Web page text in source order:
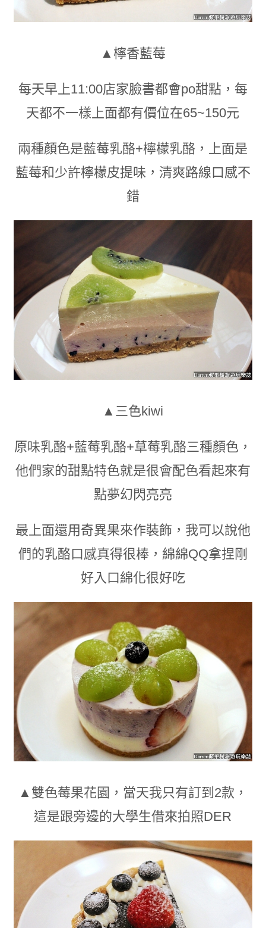
▲ 檸香藍莓
每天早上11:00店家臉書都會po甜點， 每
天都不一樣上面都有價位在65~150元
兩種顏色是藍莓乳酪+檸檬乳酪，上面是
藍莓和少許檸檬皮提味 ， 清爽路線口感不
錯
▲三色kiwi
原味乳酪+藍莓乳酪+草莓乳酪三種顏色，
他們家的甜點特色就是很會配色看起來有
點夢幻閃亮亮
最上面還用奇異果來作裝飾，我可以說他
們的乳酪口感真得很棒 ， 綿綿QQ拿捏剛
好入口綿化很好吃
▲雙色莓果花園 ， 當天我只有訂到2款 ，
這是跟旁邊的大學生借來拍照DER